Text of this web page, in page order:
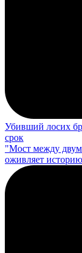
Убивший лосих
срок
"Мост между
оживляет историю